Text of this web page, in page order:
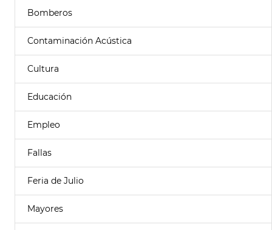
Bomberos
Contaminación Acústica
Cultura
Educación
Empleo
Fallas
Feria de Julio
Mayores